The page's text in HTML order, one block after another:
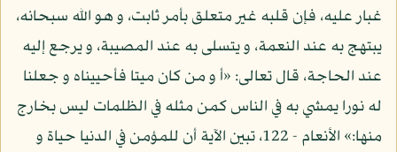
غبار عليه، فإن قلبه غير متعلق بأمر ثابت، و هو الله سبحانه،
يبتهج به عند النعمة، و يتسلى به عند المصيبة، و يرجع إليه
عند الحاجة، قال تعالى: «أ و من كان ميتا فأحييناه و جعلنا
له نورا يمشي به في الناس كمن مثله في الظلمات ليس بخارج
منها:» الأنعام - 122، تبين الآية أن للمؤمن في الدنيا حياة و